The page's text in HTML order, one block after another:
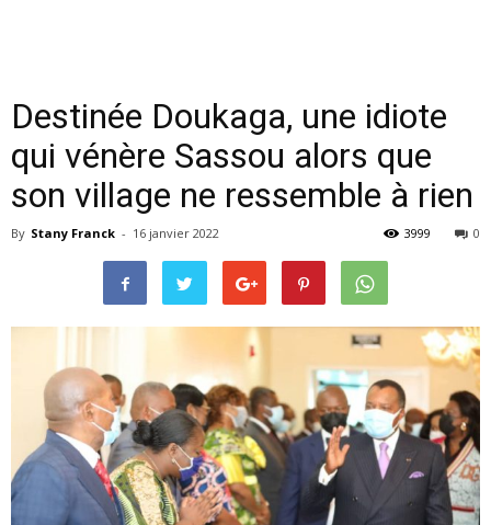
Destinée Doukaga, une idiote
qui vénère Sassou alors que
son village ne ressemble à rien
By Stany Franck - 16 janvier 2022 0
3999